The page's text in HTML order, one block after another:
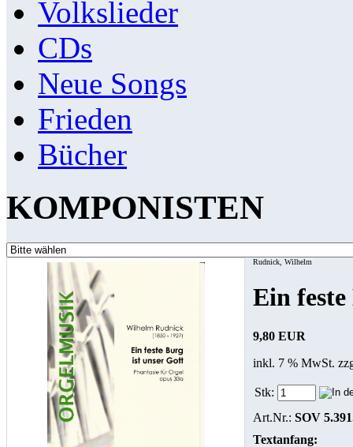
Volkslieder
CDs
Neue Songs
Frieden
Bücher
KOMPONISTEN
Rudnick, Wilhelm
Ein
9,80 EUR
inkl. 7 % MwSt.
Stk:
Art.Nr.: SOV
Textanfang: